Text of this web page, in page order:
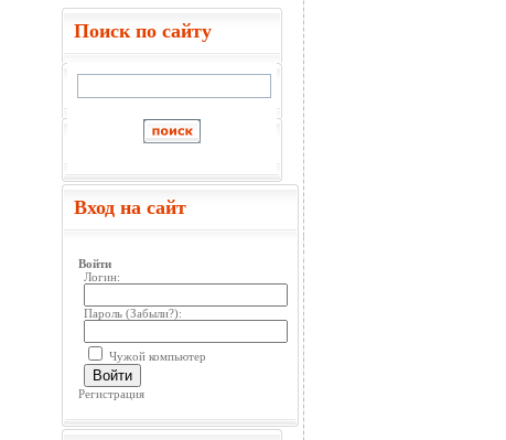
Поиск по сайту
Вход на сайт
Войти
Логин:
Пароль (Забыли?):
Чужой компьютер
Войти
Регистрация